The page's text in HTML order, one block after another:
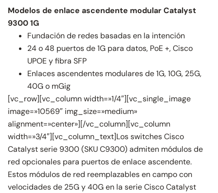
Modelos de enlace ascendente modular Catalyst
9300 1G
Fundación de redes basadas en la intención
24 o 48 puertos de 1G para datos, PoE +, Cisco
UPOE y fibra SFP
Enlaces ascendentes modulares de 1G, 10G, 25G,
40G o mGig
[vc_row][vc_column width=»1/4″][vc_single_image
image=»10569″ img_size=»medium»
alignment=»center»][/vc_column][vc_column
width=»3/4″][vc_column_text]Los switches Cisco
Catalyst serie 9300 (SKU C9300) admiten módulos de
red opcionales para puertos de enlace ascendente.
Estos módulos de red reemplazables en campo con
velocidades de 25G y 40G en la serie Cisco Catalyst